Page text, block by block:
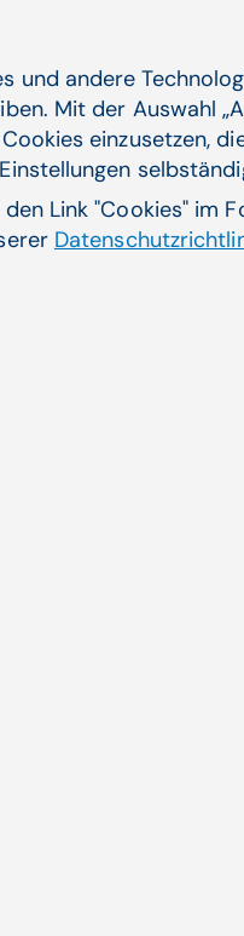
und andere
Mit der Auswahl
einzusetzen,
Link "Cookies" im